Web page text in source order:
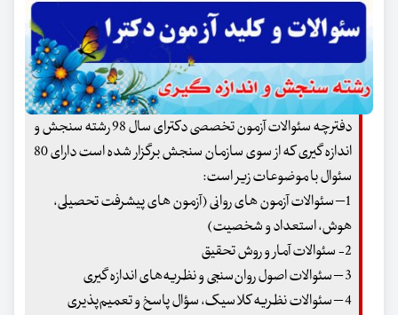
دفترچه سئوالات آزمون تخصصی دکترای سال 98 رشته سنجش و
اندازه گیری که از سوی سازمان سنجش برگزار شده است دارای 80
سئوال با موضوعات زیر است:
1– سئوالات آزمون های روانی (آزمون های پیشرفت تحصیلی،
هوش، استعداد و شخصیت)
2- سئوالات آمار و روش تحقیق
3 – سئوالات اصول روان‌سنجی و نظریه‌های اندازه گیری
4 – سئوالات نظریه کلاسیک، سؤال پاسخ و‌ تعمیم‌پذیری